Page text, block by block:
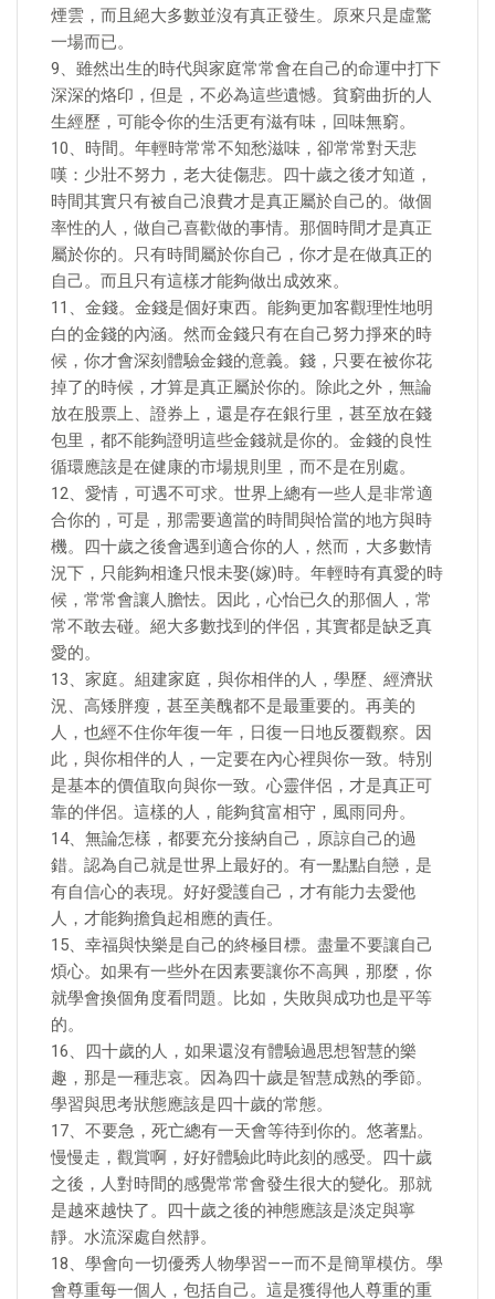
煙雲，而且絕大多數並沒有真正發生。原來只是虛驚
一場而已。
9、雖然出生的時代與家庭常常會在自己的命運中打下
深深的烙印，但是，不必為這些遺憾。貧窮曲折的人
生經歷，可能令你的生活更有滋有味，回味無窮。
10、時間。年輕時常常不知愁滋味，卻常常對天悲
嘆：少壯不努力，老大徒傷悲。四十歲之後才知道，
時間其實只有被自己浪費才是真正屬於自己的。做個
率性的人，做自己喜歡做的事情。那個時間才是真正
屬於你的。只有時間屬於你自己，你才是在做真正的
自己。而且只有這樣才能夠做出成效來。
11、金錢。金錢是個好東西。能夠更加客觀理性地明
白的金錢的內涵。然而金錢只有在自己努力掙來的時
候，你才會深刻體驗金錢的意義。錢，只要在被你花
掉了的時候，才算是真正屬於你的。除此之外，無論
放在股票上、證券上，還是存在銀行里，甚至放在錢
包里，都不能夠證明這些金錢就是你的。金錢的良性
循環應該是在健康的市場規則里，而不是在別處。
12、愛情，可遇不可求。世界上總有一些人是非常適
合你的，可是，那需要適當的時間與恰當的地方與時
機。四十歲之後會遇到適合你的人，然而，大多數情
況下，只能夠相逢只恨未娶(嫁)時。年輕時有真愛的時
候，常常會讓人膽怯。因此，心怡已久的那個人，常
常不敢去碰。絕大多數找到的伴侶，其實都是缺乏真
愛的。
13、家庭。組建家庭，與你相伴的人，學歷、經濟狀
況、高矮胖瘦，甚至美醜都不是最重要的。再美的
人，也經不住你年復一年，日復一日地反覆觀察。因
此，與你相伴的人，一定要在內心裡與你一致。特別
是基本的價值取向與你一致。心靈伴侶，才是真正可
靠的伴侶。這樣的人，能夠貧富相守，風雨同舟。
14、無論怎樣，都要充分接納自己，原諒自己的過
錯。認為自己就是世界上最好的。有一點點自戀，是
有自信心的表現。好好愛護自己，才有能力去愛他
人，才能夠擔負起相應的責任。
15、幸福與快樂是自己的終極目標。盡量不要讓自己
煩心。如果有一些外在因素要讓你不高興，那麼，你
就學會換個角度看問題。比如，失敗與成功也是平等
的。
16、四十歲的人，如果還沒有體驗過思想智慧的樂
趣，那是一種悲哀。因為四十歲是智慧成熟的季節。
學習與思考狀態應該是四十歲的常態。
17、不要急，死亡總有一天會等待到你的。悠著點。
慢慢走，觀賞啊，好好體驗此時此刻的感受。四十歲
之後，人對時間的感覺常常會發生很大的變化。那就
是越來越快了。四十歲之後的神態應該是淡定與寧
靜。水流深處自然靜。
18、學會向一切優秀人物學習——而不是簡單模仿。學
會尊重每一個人，包括自己。這是獲得他人尊重的重